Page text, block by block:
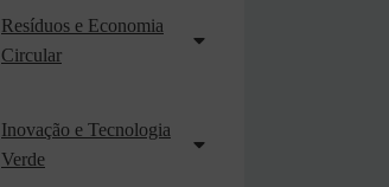
Resíduos e Economia
Circular
Inovação e Tecnologia
Verde